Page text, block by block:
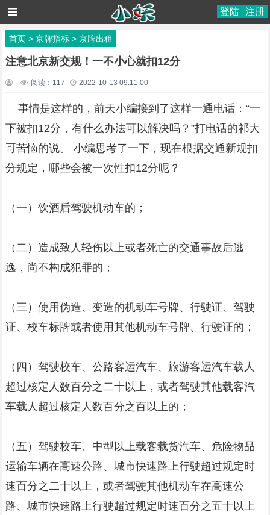
登陆 注册
首页> 京牌指标> 京牌出租
注意北京新交规！一不小心就扣12分
阅读： 117 2022-10-13 09:11:00
事情是这样的，前天小编接到了这样一通电话：“一
下被扣12分，有什么办法可以解决吗？”打电话的祁大
哥苦恼的说。 小编思考了一下，现在根据交通新规扣
分规定，哪些会被一次性扣12分呢？
（一）饮酒后驾驶机动车的；
（二）造成致人轻伤以上或者死亡的交通事故后逃
逸，尚不构成犯罪的；
（三）使用伪造、变造的机动车号牌、行驶证、驾驶
证、校车标牌或者使用其他机动车号牌、行驶证的；
（四）驾驶校车、公路客运汽车、旅游客运汽车载人
超过核定人数百分之二十以上，或者驾驶其他载客汽
车载人超过核定人数百分之百以上的；
（五）驾驶校车、中型以上载客载货汽车、危险物品
运输车辆在高速公路、城市快速路上行驶超过规定时
速百分之二十以上，或者驾驶其他机动车在高速公
路、城市快速路上行驶超过规定时速百分之五十以上